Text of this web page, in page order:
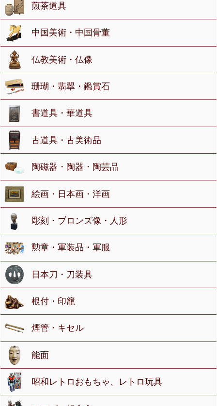
煎茶道具
中国美術・中国骨董
仏教美術・仏像
珊瑚・翡翠・鑑賞石
書道具・華道具
古道具・古美術品
陶磁器・陶器・陶芸品
絵画・日本画・洋画
彫刻・ブロンズ像・人形
勲章・軍装品・軍服
日本刀・刀装具
根付・印籠
煙管・キセル
能面
昭和レトロおもちゃ、レトロ玩具